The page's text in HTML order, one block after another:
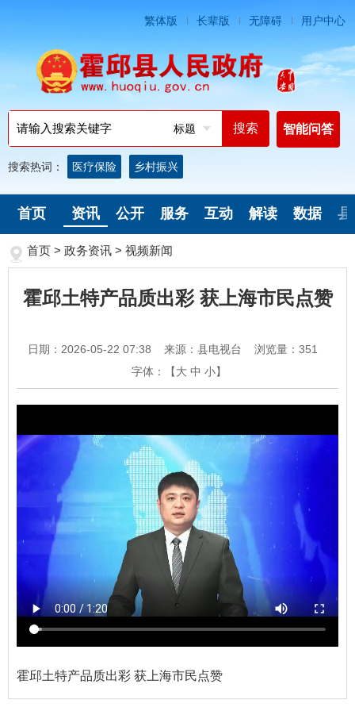
繁体版 长辈版 无障碍 用户中心
标题 智能问答
搜索热词： 医疗保险 乡村振兴
首页 资讯 公开 服务 互动 解读 数据 县
首页 > 政务资讯 > 视频新闻
霍邱土特产品质出彩 获上海市民点赞
日期：2026-05-22 07:38 来源：县电视台 浏览量： 351
字体：【大 中 小】
霍邱土特产品质出彩 获上海市民点赞